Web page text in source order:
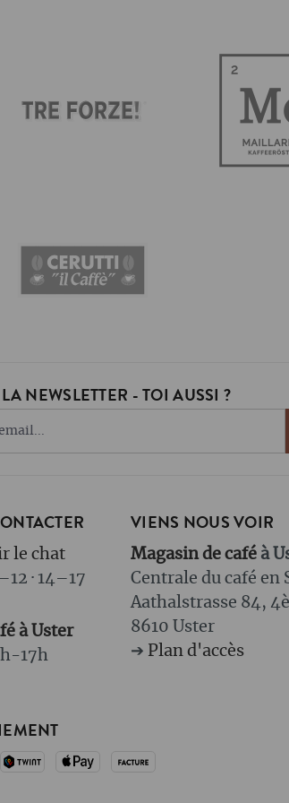
NEWSLETTER - TOI AUSSI ?
le chat
· 14–17
à Uster
17h
VIENS NOUS VOIR
Magasin de café à
Centrale du café en
Aathalstrasse 84,
8610 Uster
➔ Plan d'accès